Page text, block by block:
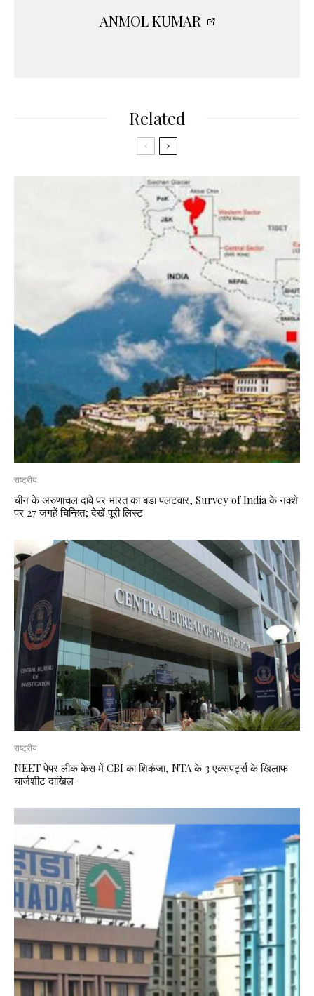
ANMOL KUMAR
Related
राष्ट्रीय
चीन के अरुणाचल दावे पर भारत का बड़ा पलटवार, Survey of India के नक्शे
पर 27 जगहें चिन्हित; देखें पूरी लिस्ट
राष्ट्रीय
NEET पेपर लीक केस में CBI का शिकंजा, NTA के 3 एक्सपर्ट्स के खिलाफ
चार्जशीट दाखिल